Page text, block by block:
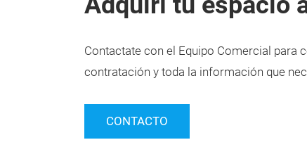
Contactate con el Equipo Comercial para
contratación y toda la información que
CONTACTO